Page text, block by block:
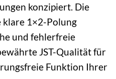
konzipiert. Die
klare 1×2-Polung
und fehlerfreie
JST-Qualität für
Funktion Ihrer